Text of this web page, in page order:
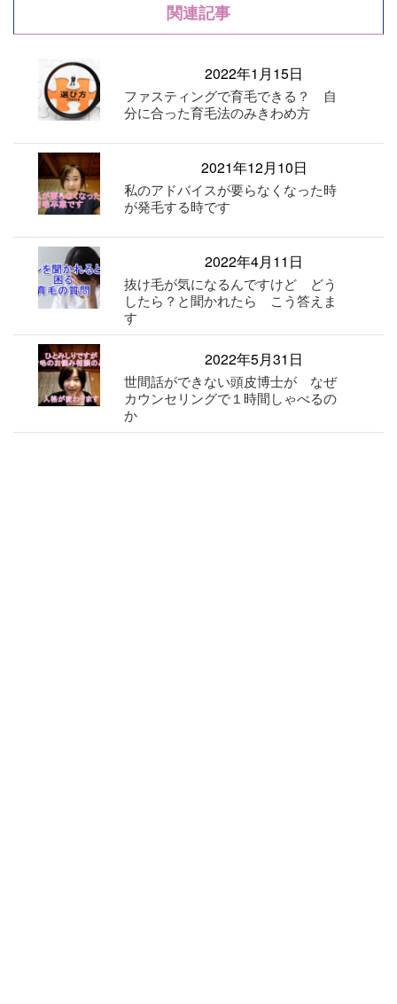
関連記事
2022年1月15日
ファスティングで育毛できる？ 自
分に合った育毛法のみきわめ方
2021年12月10日
私のアドバイスが要らなくなった時
が発毛する時です
2022年4月11日
抜け毛が気になるんですけど どう
したら？と聞かれたら こう答えま
す
2022年5月31日
世間話ができない頭皮博士が なぜ
カウンセリングで１時間しゃべるの
か